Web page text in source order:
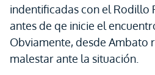
indentificadas con el Rodillo
antes de qe inicie el
Obviamente, desde Ambato
malestar ante la situación.